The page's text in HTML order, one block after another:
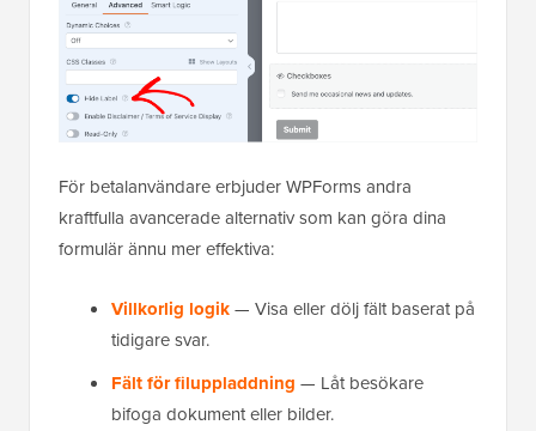
För betalanvändare erbjuder WPForms andra
kraftfulla avancerade alternativ som kan göra dina
formulär ännu mer effektiva:
Villkorlig logik— Visa eller dölj fält baserat på
tidigare svar.
Fält för filuppladdning — Låt besökare
bifoga dokument eller bilder.